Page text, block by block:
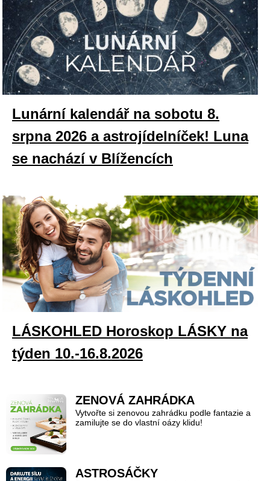
Lunární kalendář na sobotu 8.
srpna 2026 a astrojídelníček! Luna
se nachází v Blížencích
LÁSKOHLED Horoskop LÁSKY na
týden 10.-16.8.2026
ZENOVÁ ZAHRÁDKA
Vytvořte si zenovou zahrádku podle fantazie a
zamilujte se do vlastní oázy klidu!
ASTROSÁČKY